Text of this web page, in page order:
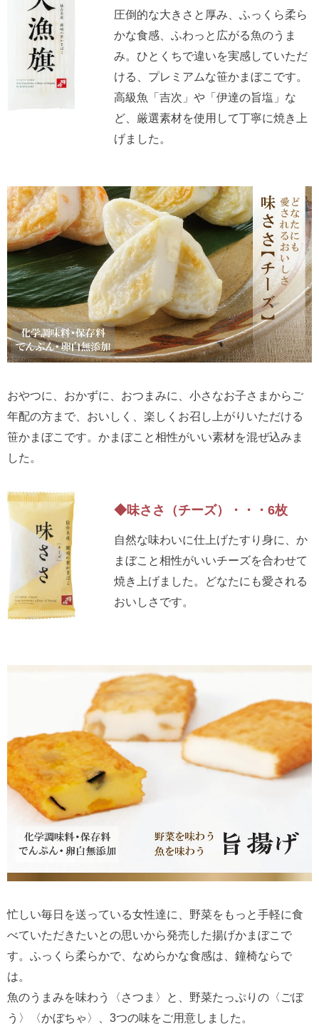
圧倒的な大きさと厚み、ふっくら柔ら
かな食感、ふわっと広がる魚のうま
み。ひとくちで違いを実感していただ
ける、プレミアムな笹かまぼこです。
高級魚「吉次」や「伊達の旨塩」な
ど、厳選素材を使用して丁寧に焼き上
げました。
おやつに、おかずに、おつまみに、小さなお子さまからご
年配の方まで、おいしく、楽しくお召し上がりいただける
笹かまぼこです。かまぼこと相性がいい素材を混ぜ込みま
した。
◆味ささ（チーズ）・・・6枚
自然な味わいに仕上げたすり身に、か
まぼこと相性がいいチーズを合わせて
焼き上げました。どなたにも愛される
おいしさです。
忙しい毎日を送っている女性達に、野菜をもっと手軽に食
べていただきたいとの思いから発売した揚げかまぼこで
す。ふっくら柔らかで、なめらかな食感は、鐘椅ならで
は。
魚のうまみを味わう〈さつま〉と、野菜たっぷりの〈ごぼ
う〉〈かぼちゃ〉、3つの味をご用意しました。